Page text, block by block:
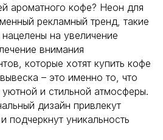
ароматного кофе? Неон для
рекламный тренд, такие
на увеличение
внимания
которые хотят купить кофе
– это именно то, что
и стильной атмосферы.
дизайн привлекут
подчеркнут уникальность